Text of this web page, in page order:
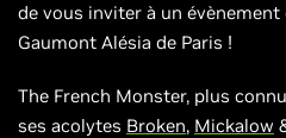
de vous inviter à un évènement
Gaumont Alésia de Paris !
The French Monster, plus
ses acolytes Broken, Mickalow